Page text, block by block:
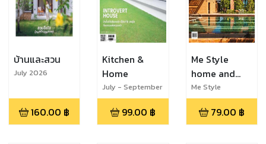
บ้านและสวน
July 2026
160.00 ฿
Kitchen &
Home
July - September
2026
99.00 ฿
Me Style
home and
living
Me Style
(สุพรรณบุรี เสน่ห์
เมืองเหน่อ)
79.00 ฿